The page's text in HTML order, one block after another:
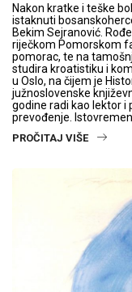
Nakon kratke i teške
istaknuti
Bekim Sejranović.
riječkom Pomorskom
pomorac, te na
studira kroatistiku i
u Oslo, na čijem je
južnoslovenske
godine radi kao lektor i
prevođenje.
PROČITAJ VIŠE